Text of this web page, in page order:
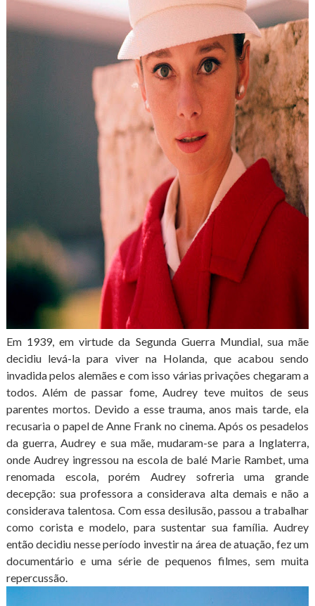
Em 1939, em virtude da Segunda Guerra Mundial, sua mãe
decidiu levá-la para viver na Holanda, que acabou sendo
invadida pelos alemães e com isso várias privações chegaram a
todos. Além de passar fome, Audrey teve muitos de seus
parentes mortos. Devido a esse trauma, anos mais tarde, ela
recusaria o papel de Anne Frank no cinema. Após os pesadelos
da guerra, Audrey e sua mãe, mudaram-se para a Inglaterra,
onde Audrey ingressou na escola de balé Marie Rambet, uma
renomada escola, porém Audrey sofreria uma grande
decepção: sua professora a considerava alta demais e não a
considerava talentosa. Com essa desilusão, passou a trabalhar
como corista e modelo, para sustentar sua família. Audrey
então decidiu nesse período investir na área de atuação, fez um
documentário e uma série de pequenos filmes, sem muita
repercussão.